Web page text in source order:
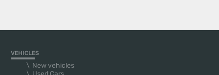
VEHICLES
New vehicles